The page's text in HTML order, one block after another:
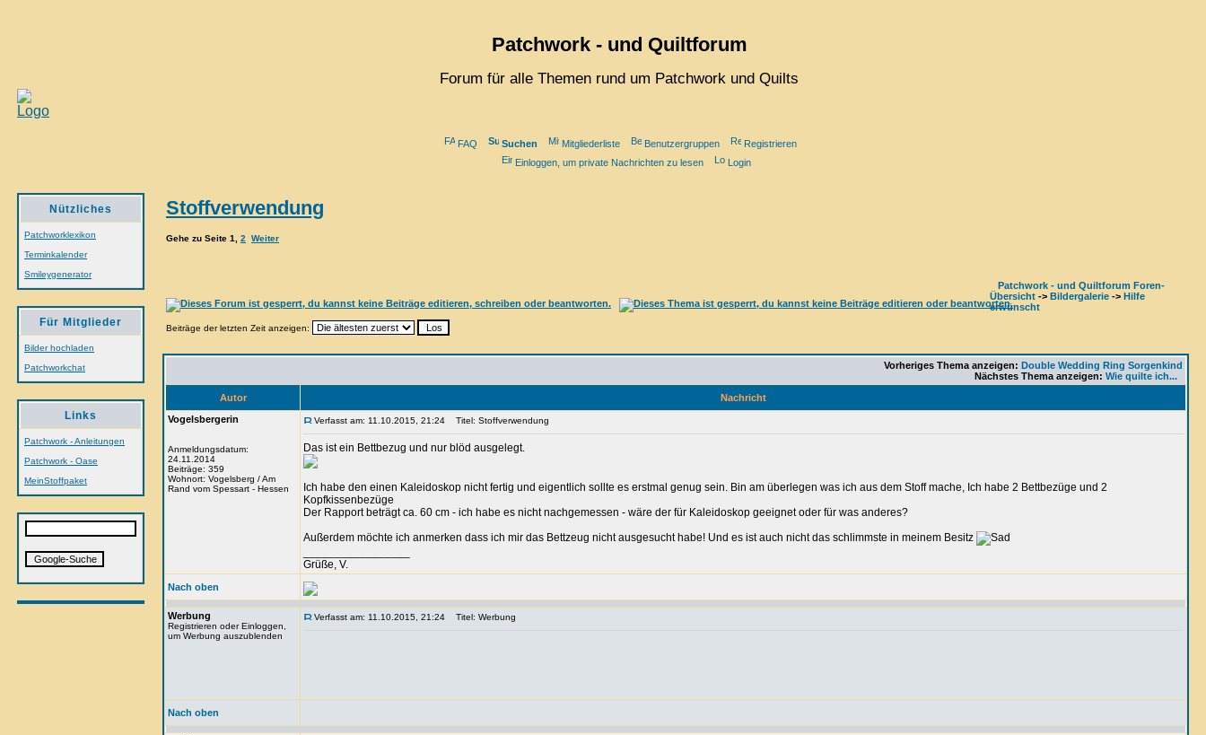
Patchwork - und Quiltforum
Forum für alle Themen rund um Patchwork und Quilts
FAQ Suchen Mitgliederliste Benutzergruppen
Registrieren
Einloggen, um private Nachrichten zu lesen
Login
Nützliches
Patchworklexikon
Terminkalender
Smileygenerator
Für Mitglieder
Bilder hochladen
Patchworkchat
Links
Patchwork - Anleitungen
Patchwork - Oase
MeinStoffpaket
Stoffverwendung
Gehe zu Seite 1 2 Weiter
Patchwork - und Quiltforum Foren-
Übersicht -> Bildergalerie -> Hilfe
erwünscht
Beiträge der letzten Zeit anzeigen:
Vorheriges Thema anzeigen: Double Wedding Ring Sorgenkind
Nächstes Thema anzeigen: Wie quilte ich...
Autor
Nachricht
Vogelsbergerin
Anmeldungsdatum:
24.11.2014
Beiträge: 359
Wohnort: Vogelsberg / Am
Rand vom Spessart - Hessen
Verfasst am: 11.10.2015, 21:24 Titel: Stoffverwendung
Das ist ein Bettbezug und nur blöd ausgelegt.
Ich habe den einen Kaleidoskop nicht fertig und eigentlich sollte es erstmal genug sein. Bin am überlegen was ich aus dem Stoff mache, Ich habe 2 Bettbezüge und 2
Kopfkissenbezüge
Der Rapport beträgt ca. 60 cm - ich habe es nicht nachgemessen - wäre der für Kaleidoskop geeignet oder für was anderes?
Außerdem möchte ich anmerken dass ich mir das Bettzeug nicht ausgesucht habe! Und es ist auch nicht das schlimmste in meinem Besitz
Grüße, V.
Nach oben
Werbung
Registrieren oder Einloggen,
um Werbung auszublenden
Verfasst am: 11.10.2015, 21:24 Titel: Werbung
Nach oben